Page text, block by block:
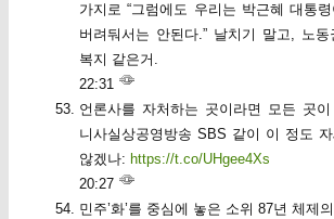
가지로 “그럼에도 우리는 박근혜 대통
버려둬서는 안된다.” 날치기 말고, 노
복지 같은거.
22:31
언론사를 자처하는 곳이라면 모든 곳
니사실상공영방송 SBS 같이 이 정도
않겠나: https://t.co/UHgee4Xs
20:27
민주’화’를 중심에 놓은 소위 87년 체제